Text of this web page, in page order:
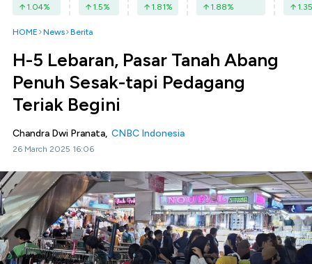
1.04% 1.5% 1.81% 1.88% 1.35
HOME News Berita
H-5 Lebaran, Pasar Tanah Abang
Penuh Sesak-tapi Pedagang
Teriak Begini
Chandra Dwi Pranata, CNBC Indonesia
26 March 2025 16:06